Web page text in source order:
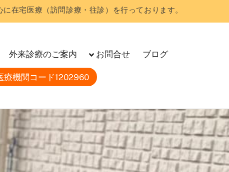
在宅医療（訪問診療・往診）を行っております。
外来診療のご案内 お問合せ ブログ
療機関コード1202960